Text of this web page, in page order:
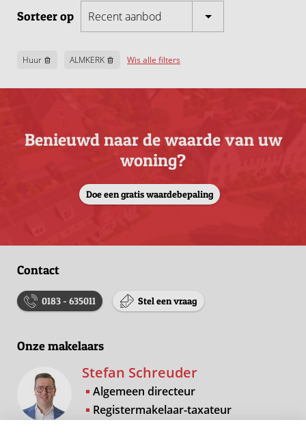
Sorteer op Recent aanbod
Huur ALMKERK Wis alle filters
Benieuwd naar de waarde van uw
woning?
Doe een gratis waardebepaling
Contact
0183 - 635011 Stel een vraag
Onze makelaars
Stefan Schreuder
Algemeen directeur
Registermakelaar-taxateur